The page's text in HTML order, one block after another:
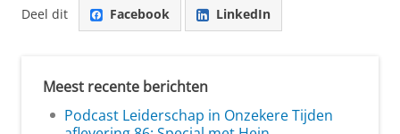
Deel dit Facebook LinkedIn
Meest recente berichten
Podcast Leiderschap in Onzekere Tijden